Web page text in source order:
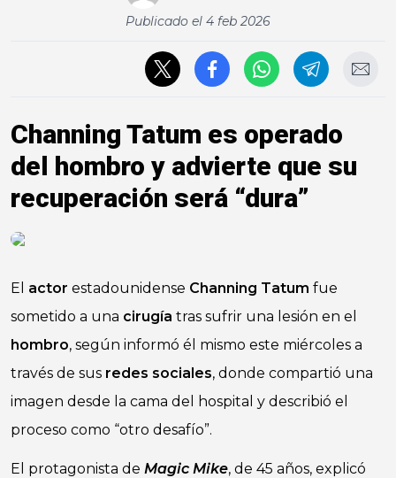
Publicado el 4 feb 2026
Channing Tatum es operado
del hombro y advierte que su
recuperación será “dura”
El actor estadounidense Channing Tatum fue
sometido a una cirugía tras sufrir una lesión en el
hombro, según informó él mismo este miércoles a
través de sus redes sociales, donde compartió una
imagen desde la cama del hospital y describió el
proceso como “otro desafío”.
El protagonista de Magic Mike, de 45 años, explicó